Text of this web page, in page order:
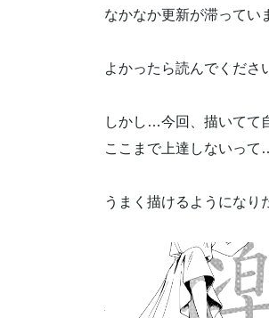
なかなか更新が滞ってい
よかったら読んでくださ
しかし…今回、描いてて
ここまで上達しないっ
うまく描けるようになり